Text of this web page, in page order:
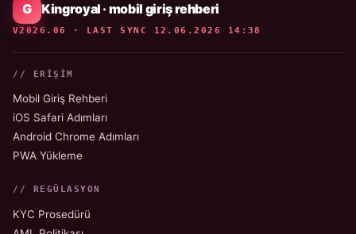
Kingroyal · mobil giriş rehberi
V2026.06 · LAST SYNC 12.06.2026 14:38
// ERIŞIM
Mobil Giriş Rehberi
iOS Safari Adımları
Android Chrome Adımları
PWA Yükleme
// REGÜLASYON
KYC Prosedürü